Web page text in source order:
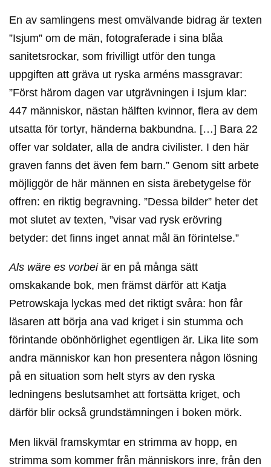
En av samlingens mest omvälvande bidrag är texten
”Isjum” om de män, fotograferade i sina blåa
sanitetsrockar, som frivilligt utför den tunga
uppgiften att gräva ut ryska arméns massgravar:
”Först härom dagen var utgrävningen i Isjum klar:
447 människor, nästan hälften kvinnor, flera av dem
utsatta för tortyr, händerna bakbundna. […] Bara 22
offer var soldater, alla de andra civilister. I den här
graven fanns det även fem barn.” Genom sitt arbete
möjliggör de här männen en sista ärebetygelse för
offren: en riktig begravning. ”Dessa bilder” heter det
mot slutet av texten, ”visar vad rysk erövring
betyder: det finns inget annat mål än förintelse.”
Als wäre es vorbeiär en på många sätt
omskakande bok, men främst därför att Katja
Petrowskaja lyckas med det riktigt svåra: hon får
läsaren att börja ana vad kriget i sin stumma och
förintande obönhörlighet egentligen är. Lika lite som
andra människor kan hon presentera någon lösning
på en situation som helt styrs av den ryska
ledningens beslutsamhet att fortsätta kriget, och
därför blir också grundstämningen i boken mörk.
Men likväl framskymtar en strimma av hopp, en
strimma som kommer från människors inre, från den